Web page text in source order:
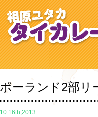
ポーランド2部リ
10.16th,2013